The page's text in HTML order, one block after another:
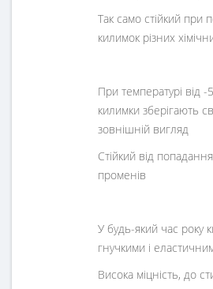
Так само стійкий при
килимок різних
При температурі від
килимки зберігають
зовнішній вигляд
Стійкий від
променів
У будь-який час року
гнучкими і
Висока міцність, до